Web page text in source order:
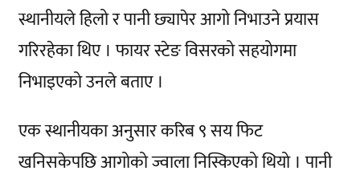
स्थानीयले हिलो र पानी छ्यापेर आगो निभाउने प्रयास
गरिरहेका थिए । फायर स्टेङ विसरको सहयोगमा
निभाइएको उनले बताए ।
एक स्थानीयका अनुसार करिब ९ सय फिट
खनिसकेपछि आगोको ज्वाला निस्किएको थियो । पानी